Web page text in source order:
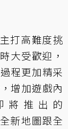
打高難度挑
大受歡迎，
程更加精采
增加遊戲內
將推出的
新地圖跟全